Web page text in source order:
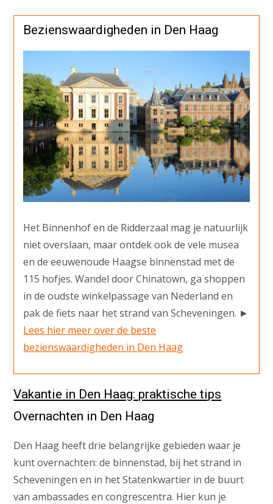
Bezienswaardigheden in Den Haag
Het Binnenhof en de Ridderzaal mag je natuurlijk
niet overslaan, maar ontdek ook de vele musea
en de eeuwenoude Haagse binnenstad met de
115 hofjes. Wandel door Chinatown, ga shoppen
in de oudste winkelpassage van Nederland en
pak de fiets naar het strand van Scheveningen. ►
Lees hier meer over de beste
bezienswaardigheden in Den Haag
Vakantie in Den Haag: praktische tips
Overnachten in Den Haag
Den Haag heeft drie belangrijke gebieden waar je
kunt overnachten: de binnenstad, bij het strand in
Scheveningen en in het Statenkwartier in de buurt
van ambassades en congrescentra. Hier kun je